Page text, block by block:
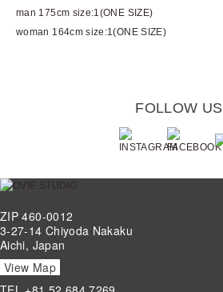
man 175cm size:1(ONE SIZE)
woman 164cm size:1(ONE SIZE)
FOLLOW US
ZIP 460-0012
3-27-14 Chiyoda Nakaku
Aichi, Japan
View Map